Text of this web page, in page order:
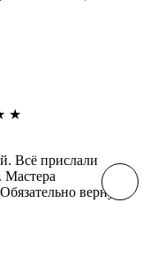
★
Всё прислали
Мастера
вернусь